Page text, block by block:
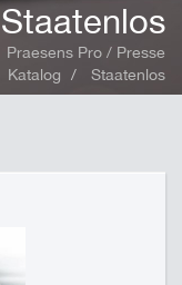
Staatenlos
Praesens Pro / Presse
Katalog
Staatenlos